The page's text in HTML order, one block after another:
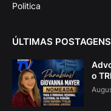
Politica
ÚLTIMAS POSTAGENS
o